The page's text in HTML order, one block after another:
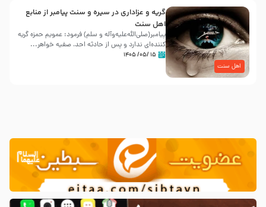
اهل سنت
گریه و عزاداری در سیره و سنت پیامبر از منابع
اهل سنت
پیامبر(صلی‌الله‌علیه‌وآله و سلم) فرمود: عمویم حمزه گریه
کننده‌ای ندارد و پس از حادثه احد، صفیه خواهر...
۱۵ /۰۵/ ۱۴۰۵